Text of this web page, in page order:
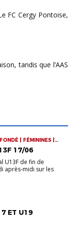
FC Cergy Pontoise,
tandis que l’AAS
| FÉMININES |
17/06
U13F de fin de
après-midi sur les
ET U19